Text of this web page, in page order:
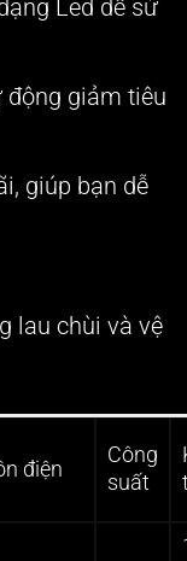
Led dễ sử
động giảm tiêu
giúp bạn dễ
lau chùi và vệ
điện
Công
suất